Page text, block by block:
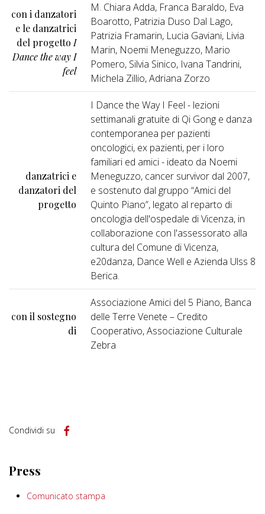
con i danzatori
e le danzatrici
del progettoI
Dance the way I
feel
M. Chiara Adda, Franca Baraldo, Eva
Boarotto, Patrizia Duso Dal Lago,
Patrizia Framarin, Lucia Gaviani, Livia
Marin, Noemi Meneguzzo, Mario
Pomero, Silvia Sinico, Ivana Tandrini,
Michela Zillio, Adriana Zorzo
danzatrici e
danzatori del
progetto
I Dance the Way I Feel - lezioni
settimanali gratuite di Qi Gong e danza
contemporanea per pazienti
oncologici, ex pazienti, per i loro
familiari ed amici - ideato da Noemi
Meneguzzo, cancer survivor dal 2007,
e sostenuto dal gruppo “Amici del
Quinto Piano”, legato al reparto di
oncologia dell'ospedale di Vicenza, in
collaborazione con l'assessorato alla
cultura del Comune di Vicenza,
e20danza, Dance Well e Azienda Ulss 8
Berica.
con il sostegno
di
Associazione Amici del 5 Piano, Banca
delle Terre Venete – Credito
Cooperativo, Associazione Culturale
Zebra
Condividi su
Press
Comunicato stampa